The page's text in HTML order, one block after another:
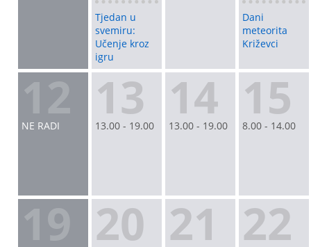
Tjedan u
svemiru:
Učenje kroz
igru
Dani
meteorita
Križevci
NE RADI 13
13.00 - 19.00 14
13.00 - 19.00 15
8.00 - 14.00
20 21 22